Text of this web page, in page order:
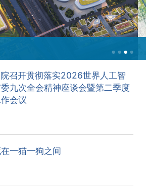
召开贯彻落实2026世界人工智
九次全会精神座谈会暨第二季度
会议
一猫一狗之间